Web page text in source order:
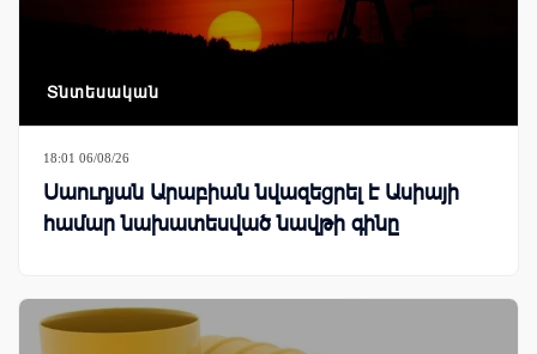
Տնտեսական
18:01 06/08/26
Սաուդյան Արաբիան նվազեցրել է Ասիայի
համար նախատեսված նավթի գինը